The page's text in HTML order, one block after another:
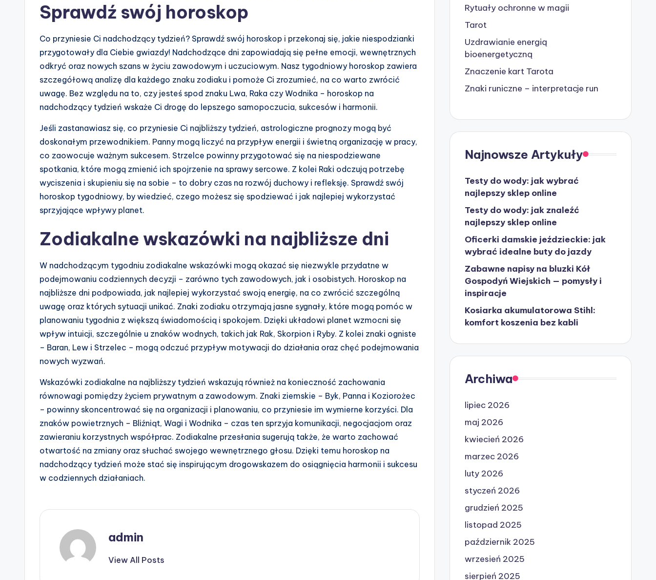
Sprawdź swój horoskop
Co przyniesie Ci nadchodzący tydzień? Sprawdź swój horoskop i przekonaj się, jakie niespodzianki
przygotowały dla Ciebie gwiazdy! Nadchodzące dni zapowiadają się pełne emocji, wewnętrznych
odkryć oraz nowych szans w życiu zawodowym i uczuciowym. Nasz tygodniowy horoskop zawiera
szczegółową analizę dla każdego znaku zodiaku i pomoże Ci zrozumieć, na co warto zwrócić
uwagę. Bez względu na to, czy jesteś spod znaku Lwa, Raka czy Wodnika – horoskop na
nadchodzący tydzień wskaże Ci drogę do lepszego samopoczucia, sukcesów i harmonii.
Jeśli zastanawiasz się, co przyniesie Ci najbliższy tydzień, astrologiczne prognozy mogą być
doskonałym przewodnikiem. Panny mogą liczyć na przypływ energii i świetną organizację w pracy,
co zaowocuje ważnym sukcesem. Strzelce powinny przygotować się na niespodziewane
spotkania, które mogą zmienić ich spojrzenie na sprawy sercowe. Z kolei Raki odczują potrzebę
wyciszenia i skupieniu się na sobie – to dobry czas na rozwój duchowy i refleksję. Sprawdź swój
horoskop tygodniowy, by wiedzieć, czego możesz się spodziewać i jak najlepiej wykorzystać
sprzyjające wpływy planet.
Zodiakalne wskazówki na najbliższe dni
W nadchodzącym tygodniu zodiakalne wskazówki mogą okazać się niezwykle przydatne w
podejmowaniu codziennych decyzji – zarówno tych zawodowych, jak i osobistych. Horoskop na
najbliższe dni podpowiada, jak najlepiej wykorzystać swoją energię, na co zwrócić szczególną
uwagę oraz których sytuacji unikać. Znaki zodiaku otrzymają jasne sygnały, które mogą pomóc w
planowaniu tygodnia z większą świadomością i spokojem. Dzięki układowi planet wzmocni się
wpływ intuicji, szczególnie u znaków wodnych, takich jak Rak, Skorpion i Ryby. Z kolei znaki ogniste
– Baran, Lew i Strzelec – mogą odczuć przypływ motywacji do działania oraz chęć podejmowania
nowych wyzwań.
Wskazówki zodiakalne na najbliższy tydzień wskazują również na konieczność zachowania
równowagi pomiędzy życiem prywatnym a zawodowym. Znaki ziemskie – Byk, Panna i Koziorożec
– powinny skoncentrować się na organizacji i planowaniu, co przyniesie im wymierne korzyści. Dla
znaków powietrznych – Bliźniąt, Wagi i Wodnika – czas ten sprzyja komunikacji, negocjacjom oraz
zawieraniu korzystnych współprac. Zodiakalne przesłania sugerują także, że warto zachować
otwartość na zmiany oraz słuchać swojego wewnętrznego głosu. Dzięki temu horoskop na
nadchodzący tydzień może stać się inspirującym drogowskazem do osiągnięcia harmonii i sukcesu
w codziennych działaniach.
admin
View All Posts
Rytuały ochronne w magii
Tarot
Uzdrawianie energią
bioenergetyczną
Znaczenie kart Tarota
Znaki runiczne – interpretacje run
Najnowsze Artykuły
Testy do wody: jak wybrać
najlepszy sklep online
Testy do wody: jak znaleźć
najlepszy sklep online
Oficerki damskie jeździeckie: jak
wybrać idealne buty do jazdy
Zabawne napisy na bluzki Kół
Gospodyń Wiejskich — pomysły i
inspiracje
Kosiarka akumulatorowa Stihl:
komfort koszenia bez kabli
Archiwa
lipiec 2026
maj 2026
kwiecień 2026
marzec 2026
luty 2026
styczeń 2026
grudzień 2025
listopad 2025
październik 2025
wrzesień 2025
sierpień 2025